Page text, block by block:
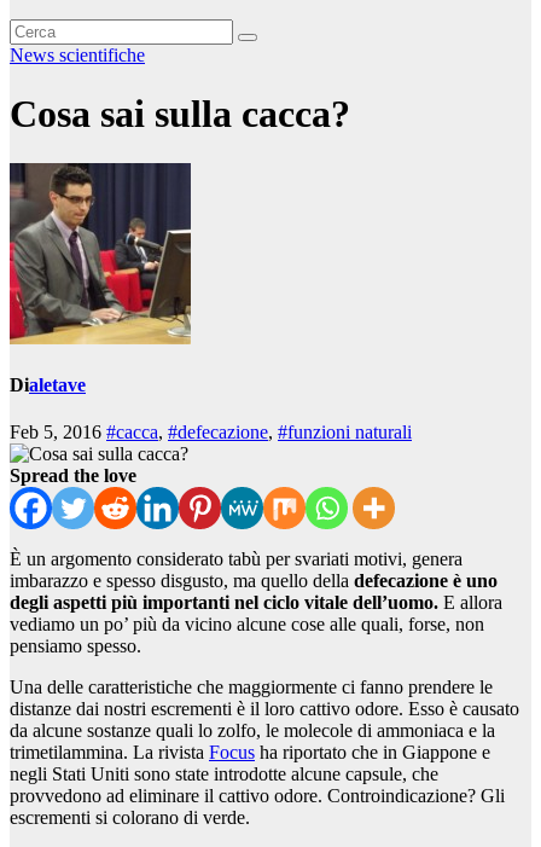
News scientifiche
Cosa sai sulla cacca?
Dialetave
Feb 5, 2016 #cacca, #defecazione, #funzioni naturali
Spread the love
È un argomento considerato tabù per svariati motivi, genera
imbarazzo e spesso disgusto, ma quello della defecazione è uno
degli aspetti più importanti nel ciclo vitale dell’uomo. E allora
vediamo un po’ più da vicino alcune cose alle quali, forse, non
pensiamo spesso.
Una delle caratteristiche che maggiormente ci fanno prendere le
distanze dai nostri escrementi è il loro cattivo odore. Esso è causato
da alcune sostanze quali lo zolfo, le molecole di ammoniaca e la
trimetilammina. La rivista Focus ha riportato che in Giappone e
negli Stati Uniti sono state introdotte alcune capsule, che
provvedono ad eliminare il cattivo odore. Controindicazione? Gli
escrementi si colorano di verde.